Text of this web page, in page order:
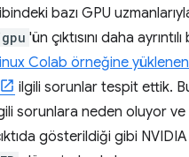
bazı GPU
'ün çıktısını daha
Colab örneğine yüklenen
ilgili sorunlar tespit ettik.
sorunlara neden oluyor
gösterildiği gibi